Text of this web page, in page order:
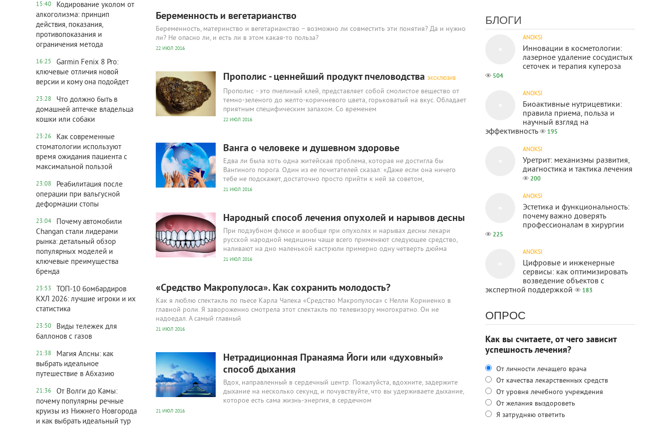
15:40
Кодирование уколом от
алкоголизма: принцип
действия, показания,
противопоказания и
ограничения метода
16:25
Garmin Fenix 8 Pro:
ключевые отличия новой
версии и кому она подойдет
23:28
Что должно быть в
домашней аптечке владельца
кошки или собаки
23:26
Как современные
стоматологии используют
время ожидания пациента с
максимальной пользой
23:08
Реабилитация после
операции при вальгусной
деформации стопы
23:04
Почему автомобили
Changan стали лидерами
рынка: детальный обзор
популярных моделей и
ключевые преимущества
бренда
23:53
ТОП-10 бомбардиров
КХЛ 2026: лучшие игроки и их
статистика
23:50
Виды тележек для
баллонов с газов
21:38
Магия Апсны: как
выбрать идеальное
путешествие в Абхазию
21:36
От Волги до Камы:
почему популярны речные
круизы из Нижнего Новгорода
и как выбрать идеальный тур
Беременность и вегетарианство
Беременность, материнство и вегетарианство – возможно ли совместить эти понятия? Да и нужно
ли? Не опасно ли, и есть ли в этом какая-то польза?
22 ИЮЛ 2016
Прополис - ценнейший продукт пчеловодства ЭКСКЛЮЗИВ
Прополис - это пчелиный клей, представляет собой смолистое вещество от
темно-зеленого до желто-коричневого цвета, горьковатый на вкус. Обладает
приятным специфическим запахом. Со временем
22 ИЮЛ 2016
Ванга о человеке и душевном здоровье
Едва ли была хоть одна житейская проблема, которая не достигла бы
Вангиного порога. Один из ее почитателей сказал: «Даже если она ничего
тебе не подскажет, достаточно просто прийти к ней за советом,
21 ИЮЛ 2016
Народный способ лечения опухолей и нарывов десны
При подзубном флюсе и вообще при опухолях и нарывах десны лекари
русской народной медицины чаще всего применяют следующее средство,
наливают на дно маленькой кастрюли примерно одну четверть дюйма
21 ИЮЛ 2016
«Средство Макропулоса». Как сохранить молодость?
Как я люблю спектакль по пьесе Карла Чапека «Средство Макропулоса» с Нелли Корниенко в
главной роли. Я завороженно смотрела этот спектакль по телевизору многократно. Он не
надоедал. А самый главный
21 ИЮЛ 2016
Нетрадиционная Пранаяма Йоги или «духовный»
способ дыхания
Вдох, направленный в сердечный центр. Пожалуйста, вдохните, задержите
дыхание на несколько секунд, и почувствуйте, что вы удерживаете дыхание,
которое есть сама жизнь-энергия, в сердечном
21 ИЮЛ 2016
БЛОГИ
ANOKSI
Инновации в косметологии:
лазерное удаление сосудистых
сеточек и терапия купероза
504
ANOKSI
Биоактивные нутрицевтики:
правила приема, польза и
научный взгляд на
эффективность
195
ANOKSI
Уретрит: механизмы развития,
диагностика и тактика лечения
200
ANOKSI
Эстетика и функциональность:
почему важно доверять
профессионалам в хирургии
225
ANOKSI
Цифровые и инженерные
сервисы: как оптимизировать
возведение объектов с
экспертной поддержкой
183
ОПРОС
Как вы считаете, от чего зависит
успешность лечения?
От личности лечащего врача
От качества лекарственных средств
От уровня лечебного учреждения
От желания выздороветь
Я затрудняю ответить